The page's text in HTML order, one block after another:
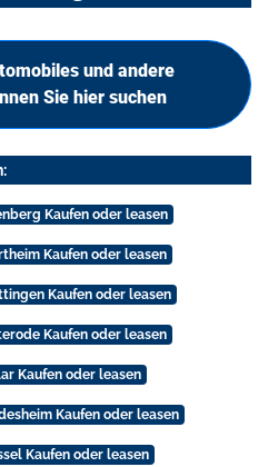
und andere
Sie hier suchen
Kaufen oder leasen
Kaufen oder leasen
Kaufen oder leasen
Kaufen oder leasen
Kaufen oder leasen
Kaufen oder leasen
Kaufen oder leasen